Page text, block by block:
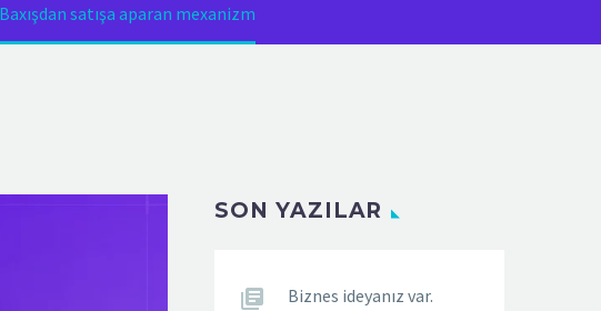
satışa aparan mexanizm
SON YAZILAR
Biznes ideyanız var.